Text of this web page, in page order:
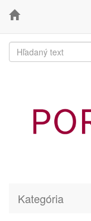
Kategória